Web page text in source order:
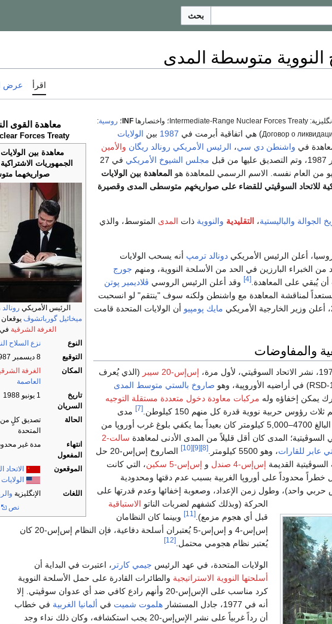
بحث
النووية متوسطة المدى
اقرأ عرض
معاهدة القوى
Forces Treaty
معاهدة بين
الجمهوريات
صواريخهما
الرئيس الأمريكي
ميخائيل گورباتشوڤ
الغرفة الشرقية في
النوع
نزع السلاح
التوقيع
8 ديسمبر 1987، 1:45 مساءً
المكان الغرفة
العاصمة
تاريخ
السريان
1 يونيو 1988
الحالة
تصديق كلٍ من
المتحدة
انتهاء
المفعول
مدة غير
الموقعون
اللغات
الإنگليزية
نص
Intermediate-Range Nuclear Forces Treaty؛ واختصارها INF؛ روسية:
Договор о) هي اتفاقية أبرمت في 1987 بين الولايات
في واشنطن دي سي، الرئيس الأمريكي رونالد ريگان والأمين
مجلس الشيوخ الأمريكي
في 27
المعاهدة بين الولايات
للاتحاد السوڤيتي للقضاء على صواريخهم متوسطى المدى وقصيرة
الجوالة والباليستية، التقليدية والنووية ذات المدى المتوسط، والذي
دونالد ترمپ أنه يسحب الولايات
من الخبراء البارزين في الحد من الأسلحة النووية، ومنهم جورج
يُبقي على المعاهدة. [4] وقد أعلن الرئيس الروسي ڤلاديمير پوتن
الكرملن كان مستعداً لمناقشة المعاهدة مع واشنطن ولكنه سوف "ينتقم" لو انسحبت
مايك پومپيو أن الولايات المتحدة قامت
والمفاوضات
إس‌إس-20 سيبر
(الذي يُعرف
صاروخ بالستي متوسط المدى
مركبات معاودة دخول متعددة مستقلة التوجيه
[7]
مدى
الإس‌إس-20 البالغ 4700–5,000 كيلومتر كان بعيداً بما يكفي بلوغ غرب أوروپا من
السوڤيتية؛ المدى كان أقل قليلاً من المدى الأدنى لمعاهدة سالت-2
عابر للقارات، وهو 5500 كيلومتر. [8]
[9]
[10]
الصاروخ إس‌إس-20 حل
القديمة إس‌إس-4 صندل و إس‌إس-5 سكين
، التي كانت
خطراً محدوداً على أوروپا الغربية بسبب عدم دقتها ومحدودية
حربي واحد)، وطول زمن الإعداد، وصعوبة إخفائها وعدم قدرتها على
الحركة (وبذلك كشفهم لضربات الناتو الاستباقية
قبل أي هجوم مزمع).[11]
وبينما كان النظامان
إس‌إس-4 و إس‌إس-5 يُعتبران أسلحة دفاعية، فإن النظام إس‌إس-20 كان
يُعتبر نظام هجومي محتمل.[12]
الولايات المتحدة، في عهد الرئيس جيمي كارتر ، اعتبرت في البداية أن
أسلحتها النووية الاستراتيجية والطائرات القادرة على حمل الأسلحة النووية
كرد مناسب على الإس‌إس-20 وأنهم رادع كافي ضد أي عدوان سوڤيتي. إلا
أنه في 1977، جادل المستشار
هلموت شميت في ألمانيا الغربية في خطاب
أن رداً غربياً على نشر الإس‌إس-20 يجب استكشافه، وكان ذلك نداء وجد